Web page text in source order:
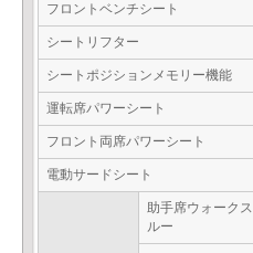
フロントベンチシート
シートリフター
シートポジションメモリー機能
運転席パワーシート
フロント両席パワーシート
電動サードシート
助手席ウォークス
ルー